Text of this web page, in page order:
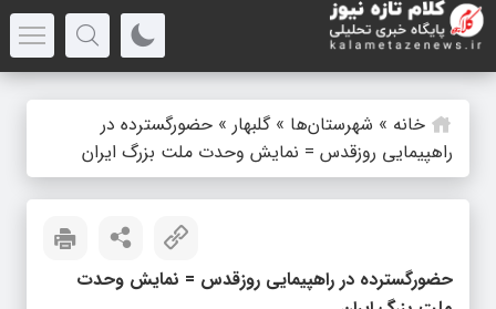
خانه » شهرستان‌ها »گلبهار » حضورگسترده در
راهپیمایی روز‌قدس = نمایش وحدت ملت بزرگ ایران
حضورگسترده در راهپیمایی روز‌قدس = نمایش وحدت